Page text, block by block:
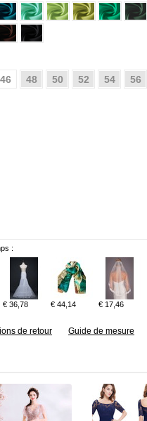
46 48 50 52 54 56
:
€ 36,78 € 44,14 € 17,46
de retour Guide de mesure